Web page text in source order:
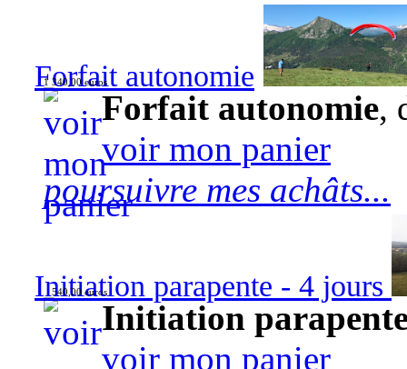
Forfait autonomie
1 340,00 euros
Forfait autonomie,
voir mon panier
poursuivre mes achâts...
Initiation parapente - 4 jours
540,00 euros
Initiation
voir mon panier